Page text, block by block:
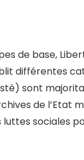
de base,
différentes
sont
de l’Etat
sociales